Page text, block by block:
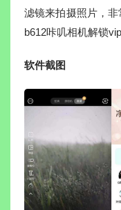
滤镜来拍摄照片，
b612咔叽相机解锁
软件截图